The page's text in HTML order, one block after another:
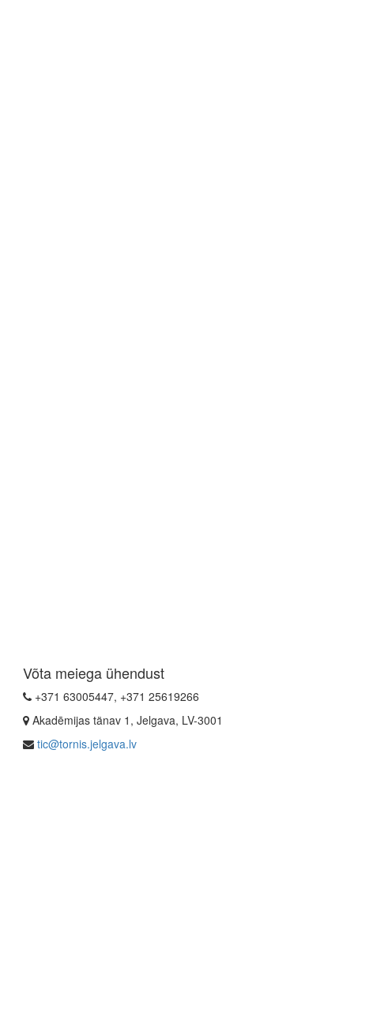
Võta meiega ühendust
+371 63005447, +371 25619266
Akadēmijas tänav 1, Jelgava, LV-3001
tic@tornis.jelgava.lv